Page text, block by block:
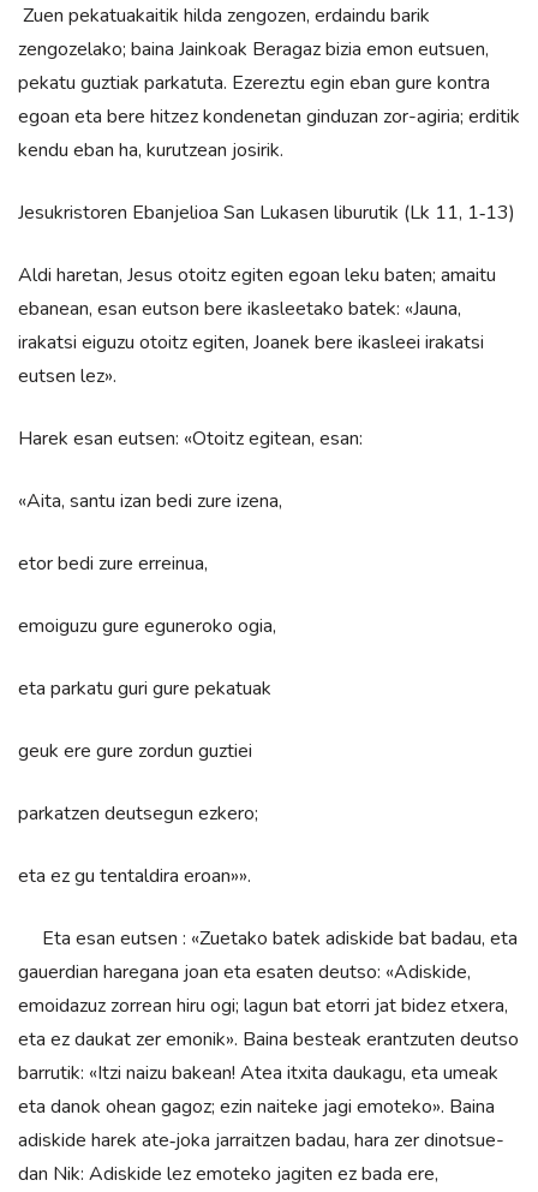
Zuen pekatuakaitik hilda zengozen, erdaindu barik
zengozelako; baina Jainkoak Beragaz bizia emon eutsuen,
pekatu guztiak parkatuta. Ezereztu egin eban gure kontra
egoan eta bere hitzez kondenetan ginduzan zor-agiria; erditik
kendu eban ha, kurutzean josirik.
Jesukristoren Ebanjelioa San Lukasen liburutik (Lk 11, 1‑13)
Aldi haretan, Jesus otoitz egiten egoan leku baten; amaitu
ebanean, esan eutson bere ikasleetako batek: «Jauna,
irakatsi eiguzu otoitz egiten, Joanek bere ikasleei irakatsi
eutsen lez».
Harek esan eutsen: «Otoitz egitean, esan:
«Aita, santu izan bedi zure izena,
etor bedi zure erreinua,
emoiguzu gure eguneroko ogia,
eta parkatu guri gure pekatuak
geuk ere gure zordun guztiei
parkatzen deutsegun ezkero;
eta ez gu tentaldira eroan»».
Eta esan eutsen : «Zuetako batek adiskide bat badau, eta
gauerdian haregana joan eta esaten deutso: «Adiskide,
emoidazuz zorrean hiru ogi; lagun bat etorri jat bidez etxera,
eta ez daukat zer emonik». Baina besteak erantzuten deutso
barrutik: «Itzi naizu bakean! Atea itxita daukagu, eta umeak
eta danok ohean gagoz; ezin naiteke jagi emoteko». Baina
adis­kide harek ate‑joka jarraitzen badau, hara zer dinotsue­
dan Nik: Adiskide lez emoteko jagiten ez bada ere,